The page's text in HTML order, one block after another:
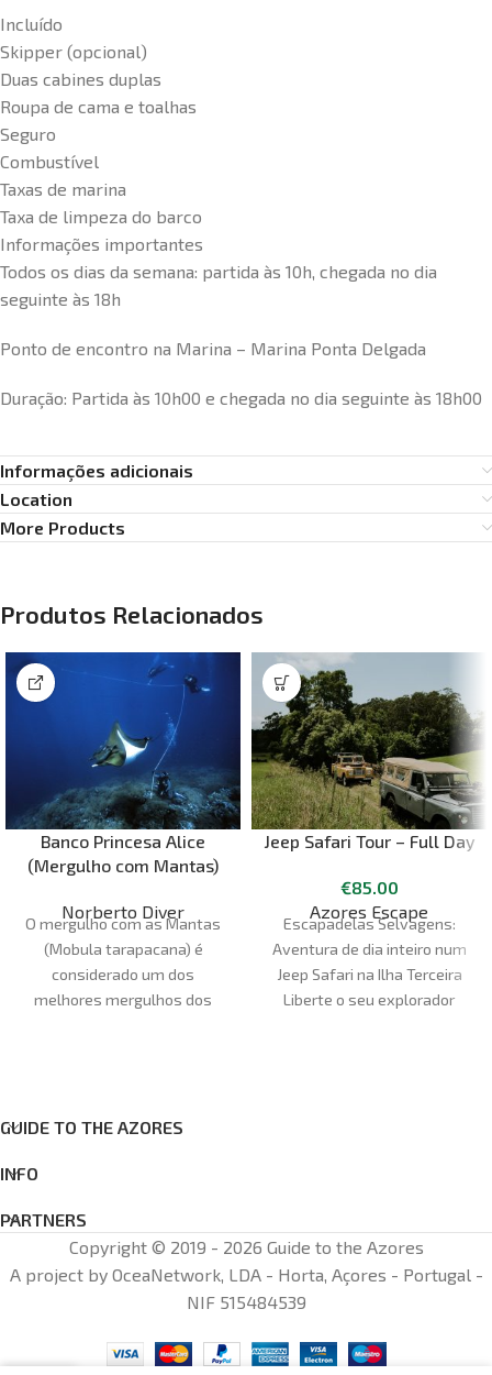
Incluído
Skipper (opcional)
Duas cabines duplas
Roupa de cama e toalhas
Seguro
Combustível
Taxas de marina
Taxa de limpeza do barco
Informações importantes
Todos os dias da semana: partida às 10h, chegada no dia
seguinte às 18h
Ponto de encontro na Marina – Marina Ponta Delgada
Duração: Partida às 10h00 e chegada no dia seguinte às 18h00
Informações adicionais
Location
More Products
Produtos Relacionados
Banco Princesa Alice
(Mergulho com Mantas)
Norberto Diver
O mergulho com as Mantas
(Mobula tarapacana) é
considerado um dos
melhores mergulhos dos
do Faial, a uma profundidade
coração do oceano com estes
majestosos animais.
Ocasionalmente, terás
também a oportunidade de
pelamis), barracudas
Jeep Safari Tour – Full Day
€85.00
Azores Escape
Escapadelas Selvagens:
Aventura de dia inteiro num
Jeep Safari na Ilha Terceira
Liberte o seu explorador
interior da flores da
Laurissilva; com a sua flora e
fauna únicas de uma forma
aventureira a bordo dos
GUIDE TO THE AZORES
INFO
PARTNERS
Copyright © 2019 - 2026 Guide to the Azores
A project by OceaNetwork, LDA - Horta, Açores - Portugal -
NIF 515484539